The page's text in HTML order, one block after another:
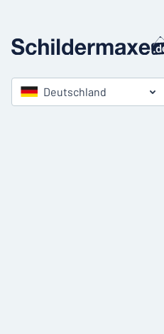
Deutschland